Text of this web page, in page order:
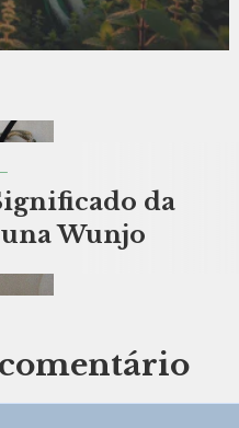
da
Wunjo